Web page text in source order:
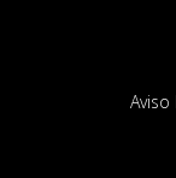
Aviso